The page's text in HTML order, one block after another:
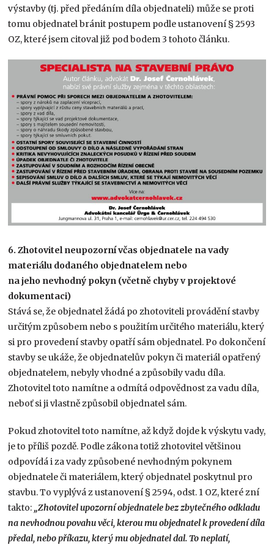
výstavby (tj. před předáním díla objednateli) může se proti
tomu objednatel bránit postupem podle ustanovení § 2593
OZ, které jsem citoval již pod bodem 3 tohoto článku.
6. Zhotovitel neupozorní včas objednatele na vady
materiálu dodaného objednatelem nebo
na jeho nevhodný pokyn (včetně chyby v projektové
dokumentaci)
Stává se, že objednatel žádá po zhotoviteli provádění stavby
určitým způsobem nebo s použitím určitého materiálu, který
si pro provedení stavby opatří sám objednatel. Po dokončení
stavby se ukáže, že objednatelův pokyn či materiál opatřený
objednatelem, nebyly vhodné a způsobily vadu díla.
Zhotovitel toto namítne a odmítá odpovědnost za vadu díla,
neboť si ji vlastně způsobil objednatel sám.
Pokud zhotovitel toto namítne, až když dojde k výskytu vady,
je to příliš pozdě. Podle zákona totiž zhotovitel většinou
odpovídá i za vady způsobené nevhodným pokynem
objednatele či materiálem, který objednatel poskytnul pro
stavbu. To vyplývá z ustanovení § 2594, odst. 1 OZ, které zní
takto:„Zhotovitel upozorní objednatele bez zbytečného odkladu
na nevhodnou povahu věci, kterou mu objednatel k provedení díla
předal, nebo příkazu, který mu objednatel dal. To neplatí,